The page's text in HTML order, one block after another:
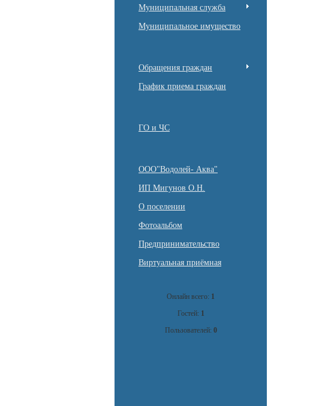
Муниципальная служба
Муниципальное имущество
Обращения граждан
График приема граждан
ГО и ЧС
ООО"Водолей- Аква"
ИП Мигунов О.Н.
О поселении
Фотоальбом
Предпринимательство
Виртуальная приёмная
Онлайн всего: 1
Гостей: 1
Пользователей: 0